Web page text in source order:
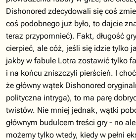
Dishonored zdecydowali się coś
coś podobnego już było, to dajcie
teraz przypomnieć). Fakt, długość
cierpieć, ale cóż, jeśli się idzie tylko
jakby w fabule Lotra zostawić tylko
i na końcu zniszczyli pierścień. I
że główny wątek Dishonored
polityczna intryga), to ma parę
twistów. Nie mniej jednak, wątki
głównym budulcem treści gry - no
możemy tylko wtedy, kiedy w pełni